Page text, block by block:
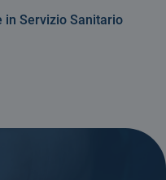
in Servizio Sanitario